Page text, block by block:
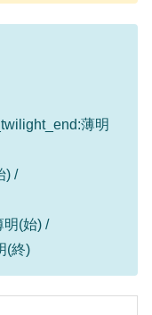
薄明
) /
(始) /
(終)